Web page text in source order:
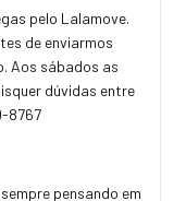
pelo Lalamove.
de enviarmos
Aos sábados as
dúvidas entre
8767
pensando em